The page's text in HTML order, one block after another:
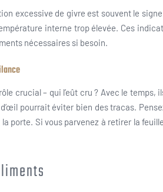
excessive de givre est souvent le
interne trop élevée. Ces
nécessaires si besoin.
crucial – qui l’eût cru ? Avec le temps,
pourrait éviter bien des tracas.
porte. Si vous parvenez à retirer la